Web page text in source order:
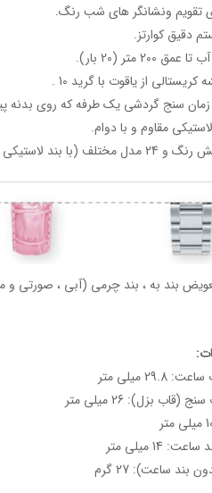
تقویم ونشانگر های شب رنگ.
دقیق کوارتز.
200 متر (20 بار).
کریستالی از یاقوت با گرید 10 .
زمان سنج گردشی یک طرفه که روی بدنه
مقاوم و با دوام.
مختلف (با بند لاستیکی یا استیل).
بند به ، بند چرمی (آبی ، صورتی
میلی متر
(قاب بزل): 26 میلی متر
14 میلی متر
بند ساعت): 27 گرم